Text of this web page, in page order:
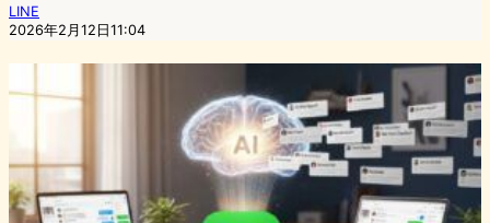
LINE
2026年2月12日11:04